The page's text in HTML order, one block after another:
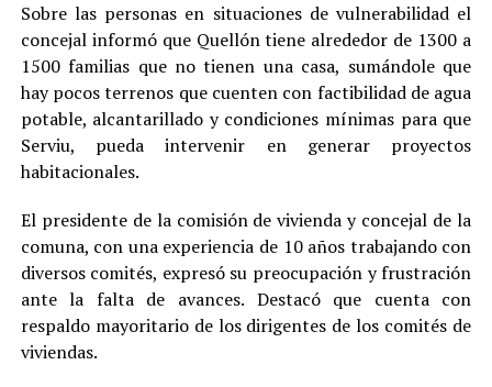
Sobre las personas en situaciones de vulnerabilidad el
concejal informó que Quellón tiene alrededor de 1300 a
1500 familias que no tienen una casa, sumándole que
hay pocos terrenos que cuenten con factibilidad de agua
potable, alcantarillado y condiciones mínimas para que
Serviu, pueda intervenir en generar proyectos
habitacionales.
El presidente de la comisión de vivienda y concejal de la
comuna, con una experiencia de 10 años trabajando con
diversos comités, expresó su preocupación y frustración
ante la falta de avances. Destacó que cuenta con
respaldo mayoritario de los dirigentes de los comités de
viviendas.